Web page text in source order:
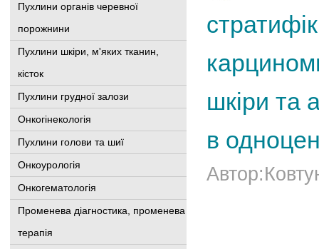
Пухлини органів черевної
порожнини
Пухлини шкіри, м'яких тканин,
кісток
Пухлини грудної залози
Онкогінекологія
Пухлини голови та шиї
Онкоурологія
Онкогематологія
Променева діагностика, променева
терапія
шкіри та
в